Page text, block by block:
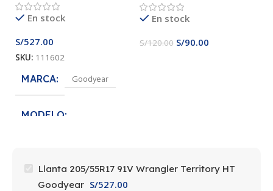
En stock
S/527.00
SKU: 111602
MARCA Goodyear
MODELO
MEDIDA 205/55R17
En stock
S/120.00 S/90.00
Llanta 205/55R17 91V Wrangler Territory HT
Goodyear S/527.00